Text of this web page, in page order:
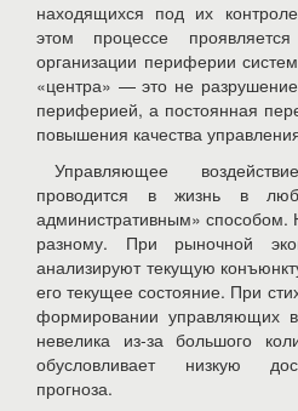
находящихся под их
этом процессе
организации периферии
«центра» — это не
периферией, а постоянная
повышения качества
Управляющее
проводится в жизнь в
административным» способом.
разному. При рыночной
анализируют текущую
его текущее состояние. При
формировании управляющих
невелика из-за большого
обусловливает низкую
прогноза.